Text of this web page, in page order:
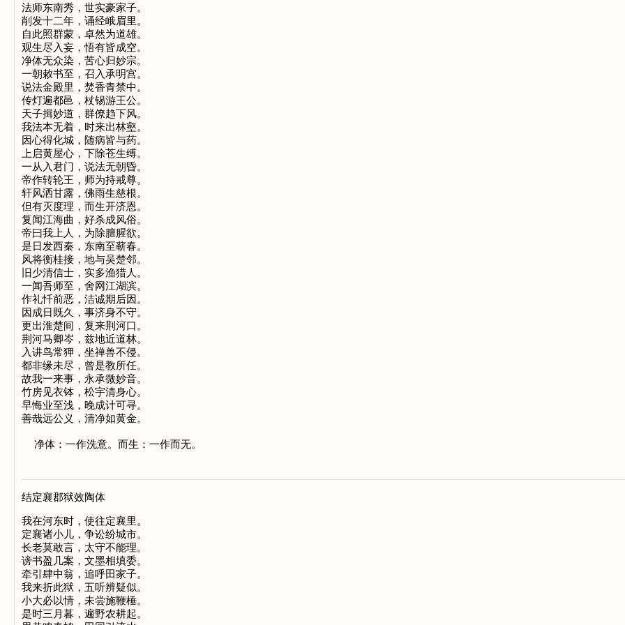
法师东南秀，世实豪家子。
削发十二年，诵经峨眉里。
自此照群蒙，卓然为道雄。
观生尽入妄，悟有皆成空。
净体无众染，苦心归妙宗。
一朝敕书至，召入承明宫。
说法金殿里，焚香青禁中。
传灯遍都邑，杖锡游王公。
天子揖妙道，群僚趋下风。
我法本无着，时来出林壑。
因心得化城，随病皆与药。
上启黄屋心，下除苍生缚。
一从入君门，说法无朝昏。
帝作转轮王，师为持戒尊。
轩风洒甘露，佛雨生慈根。
但有灭度理，而生开济恩。
复闻江海曲，好杀成风俗。
帝曰我上人，为除膻腥欲。
是日发西秦，东南至蕲春。
风将衡桂接，地与吴楚邻。
旧少清信士，实多渔猎人。
一闻吾师至，舍网江湖滨。
作礼忏前恶，洁诚期后因。
因成日既久，事济身不守。
更出淮楚间，复来荆河口。
荆河马卿岑，兹地近道林。
入讲鸟常狎，坐禅兽不侵。
都非缘未尽，曾是教所任。
故我一来事，永承微妙音。
竹房见衣钵，松宇清身心。
早悔业至浅，晚成计可寻。
善哉远公义，清净如黄金。
结定襄郡狱效陶体
我在河东时，使往定襄里。
定襄诸小儿，争讼纷城市。
长老莫敢言，太守不能理。
谤书盈几案，文墨相填委。
牵引肆中翁，追呼田家子。
我来折此狱，五听辨疑似。
小大必以情，未尝施鞭棰。
是时三月暮，遍野农耕起。